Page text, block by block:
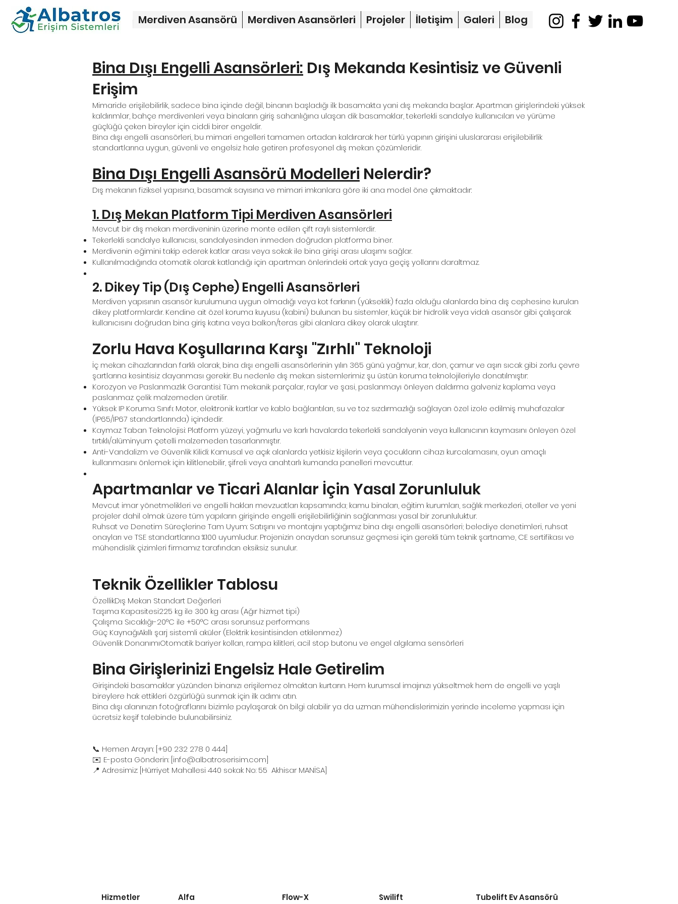
Merdiven Asansörü Merdiven Asansörleri Projeler İletişim Galeri Blog
Bina Dışı Engelli Asansörleri: Dış Mekanda Kesintisiz ve Güvenli
Erişim
Mimaride erişilebilirlik, sadece bina içinde değil, binanın başladığı ilk basamakta yani dış mekanda başlar. Apartman girişlerindeki yüksek
kaldırımlar, bahçe merdivenleri veya binaların giriş sahanlığına ulaşan dik basamaklar, tekerlekli sandalye kullanıcıları ve yürüme
güçlüğü çeken bireyler için ciddi birer engeldir.
Bina dışı engelli asansörleri, bu mimari engelleri tamamen ortadan kaldırarak her türlü yapının girişini uluslararası erişilebilirlik
standartlarına uygun, güvenli ve engelsiz hale getiren profesyonel dış mekan çözümleridir.
Bina Dışı Engelli Asansörü Modelleri Nelerdir?
Dış mekanın fiziksel yapısına, basamak sayısına ve mimari imkanlara göre iki ana model öne çıkmaktadır:
1. Dış Mekan Platform Tipi Merdiven Asansörleri
Mevcut bir dış mekan merdiveninin üzerine monte edilen çift raylı sistemlerdir.
Tekerlekli sandalye kullanıcısı, sandalyesinden inmeden doğrudan platforma biner.
Merdivenin eğimini takip ederek katlar arası veya sokak ile bina girişi arası ulaşımı sağlar.
Kullanılmadığında otomatik olarak katlandığı için apartman önlerindeki ortak yaya geçiş yollarını daraltmaz.
2. Dikey Tip (Dış Cephe) Engelli Asansörleri
Merdiven yapısının asansör kurulumuna uygun olmadığı veya kot farkının (yükseklik) fazla olduğu alanlarda bina dış cephesine kurulan
dikey platformlardır. Kendine ait özel koruma kuyusu (kabini) bulunan bu sistemler, küçük bir hidrolik veya vidalı asansör gibi çalışarak
kullanıcısını doğrudan bina giriş katına veya balkon/teras gibi alanlara dikey olarak ulaştırır.
Zorlu Hava Koşullarına Karşı "Zırhlı" Teknoloji
İç mekan cihazlarından farklı olarak, bina dışı engelli asansörlerinin yılın 365 günü yağmur, kar, don, çamur ve aşırı sıcak gibi zorlu çevre
şartlarına kesintisiz dayanması gerekir. Bu nedenle dış mekan sistemlerimiz şu üstün koruma teknolojileriyle donatılmıştır:
Korozyon ve Paslanmazlık Garantisi: Tüm mekanik parçalar, raylar ve şasi, paslanmayı önleyen daldırma galveniz kaplama veya
paslanmaz çelik malzemeden üretilir.
Yüksek IP Koruma Sınıfı: Motor, elektronik kartlar ve kablo bağlantıları, su ve toz sızdırmazlığı sağlayan özel izole edilmiş muhafazalar
(IP65/IP67 standartlarında) içindedir.
Kaymaz Taban Teknolojisi: Platform yüzeyi, yağmurlu ve karlı havalarda tekerlekli sandalyenin veya kullanıcının kaymasını önleyen özel
tırtıklı/alüminyum çetelli malzemeden tasarlanmıştır.
Anti-Vandalizm ve Güvenlik Kilidi: Kamusal ve açık alanlarda yetkisiz kişilerin veya çocukların cihazı kurcalamasını, oyun amaçlı
kullanmasını önlemek için kilitlenebilir, şifreli veya anahtarlı kumanda panelleri mevcuttur.
Apartmanlar ve Ticari Alanlar İçin Yasal Zorunluluk
Mevcut imar yönetmelikleri ve engelli hakları mevzuatları kapsamında; kamu binaları, eğitim kurumları, sağlık merkezleri, oteller ve yeni
projeler dahil olmak üzere tüm yapıların girişinde engelli erişilebilirliğinin sağlanması yasal bir zorunluluktur.
Ruhsat ve Denetim Süreçlerine Tam Uyum: Satışını ve montajını yaptığımız bina dışı engelli asansörleri; belediye denetimleri, ruhsat
onayları ve TSE standartlarına %100 uyumludur. Projenizin onaydan sorunsuz geçmesi için gerekli tüm teknik şartname, CE sertifikası ve
mühendislik çizimleri firmamız tarafından eksiksiz sunulur.
Teknik Özellikler Tablosu
ÖzellikDış Mekan Standart Değerleri
Taşıma Kapasitesi225 kg ile 300 kg arası (Ağır hizmet tipi)
Çalışma Sıcaklığı-20°C ile +50°C arası sorunsuz performans
Güç KaynağıAkıllı şarj sistemli aküler (Elektrik kesintisinden etkilenmez)
Güvenlik DonanımıOtomatik bariyer kolları, rampa kilitleri, acil stop butonu ve engel algılama sensörleri
Bina Girişlerinizi Engelsiz Hale Getirelim
Girişindeki basamaklar yüzünden binanızı erişilemez olmaktan kurtarın. Hem kurumsal imajınızı yükseltmek hem de engelli ve yaşlı
bireylere hak ettikleri özgürlüğü sunmak için ilk adımı atın.
Bina dışı alanınızın fotoğraflarını bizimle paylaşarak ön bilgi alabilir ya da uzman mühendislerimizin yerinde inceleme yapması için
ücretsiz keşif talebinde bulunabilirsiniz.
📞 Hemen Arayın: [+90 232 278 0 444]
✉️ E-posta Gönderin: [info@albatroserisim.com]
📍 Adresimiz: [Hürriyet Mahallesi 440 sokak No: 55 Akhisar MANİSA]
Hizmetler Alfa Flow-X Swilift Tubelift Ev Asansörü